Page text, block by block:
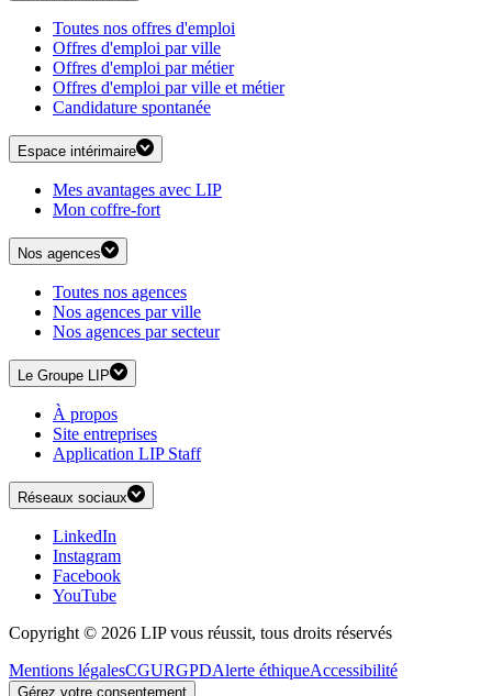
Toutes nos offres d'emploi
Offres d'emploi par ville
Offres d'emploi par métier
Offres d'emploi par ville et métier
Candidature spontanée
Espace intérimaire
Mes avantages avec LIP
Mon coffre-fort
Nos agences
Toutes nos agences
Nos agences par ville
Nos agences par secteur
Le Groupe LIP
À propos
Site entreprises
Application LIP Staff
Réseaux sociaux
LinkedIn
Instagram
Facebook
YouTube
Copyright © 2026 LIP vous réussit, tous droits réservés
Mentions légalesCGURGPDAlerte éthiqueAccessibilité
Gérez votre consentement